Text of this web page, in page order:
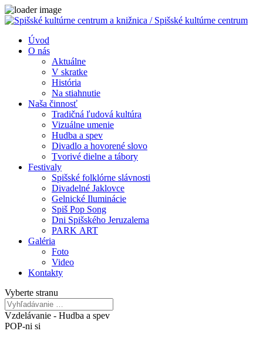
Úvod
O nás
Aktuálne
V skratke
História
Na stiahnutie
Naša činnosť
Tradičná ľudová kultúra
Vizuálne umenie
Hudba a spev
Divadlo a hovorené slovo
Tvorivé dielne a tábory
Festivaly
Spišské folklórne slávnosti
Divadelné Jaklovce
Gelnické Iluminácie
Spiš Pop Song
Dni Spišského Jeruzalema
PARK ART
Galéria
Foto
Video
Kontakty
Vyberte stranu
Vzdelávanie - Hudba a spev
POP-ni si